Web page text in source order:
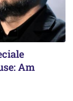
Am